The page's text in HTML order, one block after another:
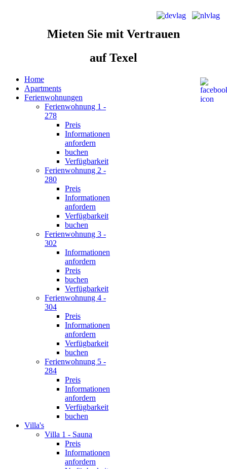
Mieten Sie mit Vertrauen
auf Texel
Home
Apartments
Ferienwohnungen
Ferienwohnung 1 -
278
Preis
Informationen
anfordern
buchen
Verfügbarkeit
Ferienwohnung 2 -
280
Preis
Informationen
anfordern
Verfügbarkeit
buchen
Ferienwohnung 3 -
302
Informationen
anfordern
Preis
buchen
Verfügbarkeit
Ferienwohnung 4 -
304
Preis
Informationen
anfordern
Verfügbarkeit
buchen
Ferienwohnung 5 -
284
Preis
Informationen
anfordern
Verfügbarkeit
buchen
Villa's
Villa 1 - Sauna
Preis
Informationen
anfordern